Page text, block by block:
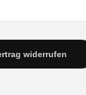
widerrufen